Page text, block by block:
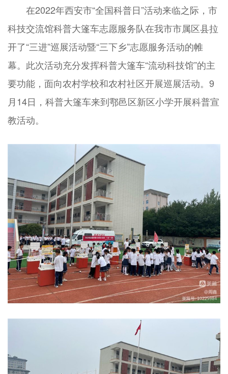
在2022年西安市“全国科普日”活动来临之际，市
科技交流馆科普大篷车志愿服务队在我市市属区县拉
开了“三进”巡展活动暨“三下乡”志愿服务活动的帷
幕。此次活动充分发挥科普大篷车“流动科技馆”的主
要功能，面向农村学校和农村社区开展巡展活动。9
月14日，科普大篷车来到鄠邑区新区小学开展科普宣
教活动。